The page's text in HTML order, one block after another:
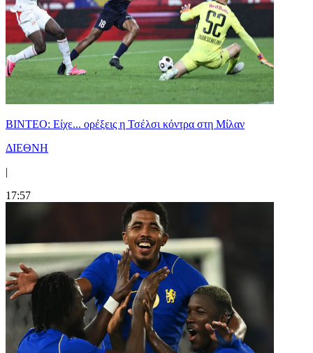
BINTEO: Είχε... ορέξεις η Τσέλσι κόντρα στη Μίλαν
ΔΙΕΘΝΗ
|
17:57